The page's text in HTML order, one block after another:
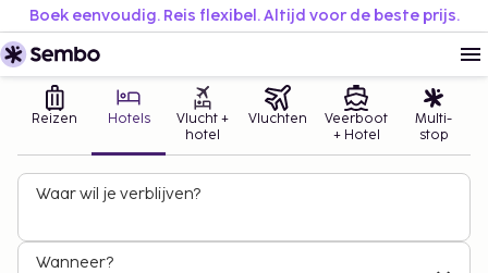
Boek eenvoudig. Reis flexibel. Altijd voor de beste prijs.
Reizen Hotels
Vlucht +
hotel
Vluchten
Veerboot
+ Hotel
Multi-
stop
Waar wil je verblijven?
Wanneer?